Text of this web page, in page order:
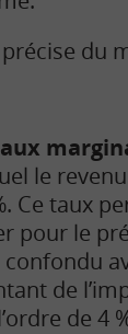
du
le
Ce taux
pour le
de
de 4